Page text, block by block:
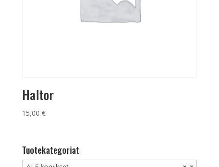
Haltor
15,00 €
Tuotekategoriat